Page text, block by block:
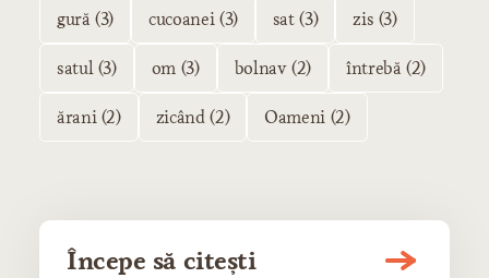
gură (3) cucoanei (3) sat (3) zis (3)
satul (3) om (3) bolnav (2) întrebă (2)
ărani (2) zicând (2) Oameni (2)
Începe să citești